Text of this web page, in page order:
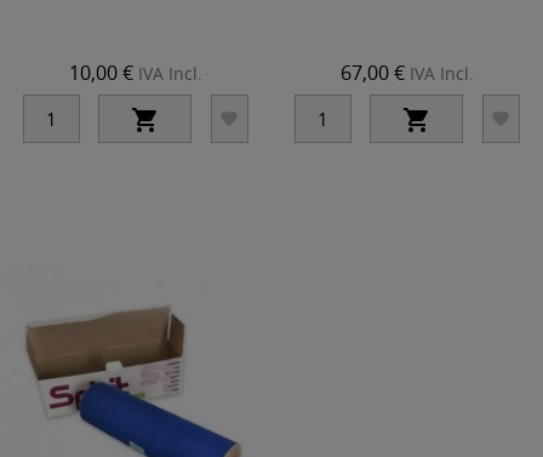
10,00 € IVA Incl.
 
67,00 € IVA Incl.
 